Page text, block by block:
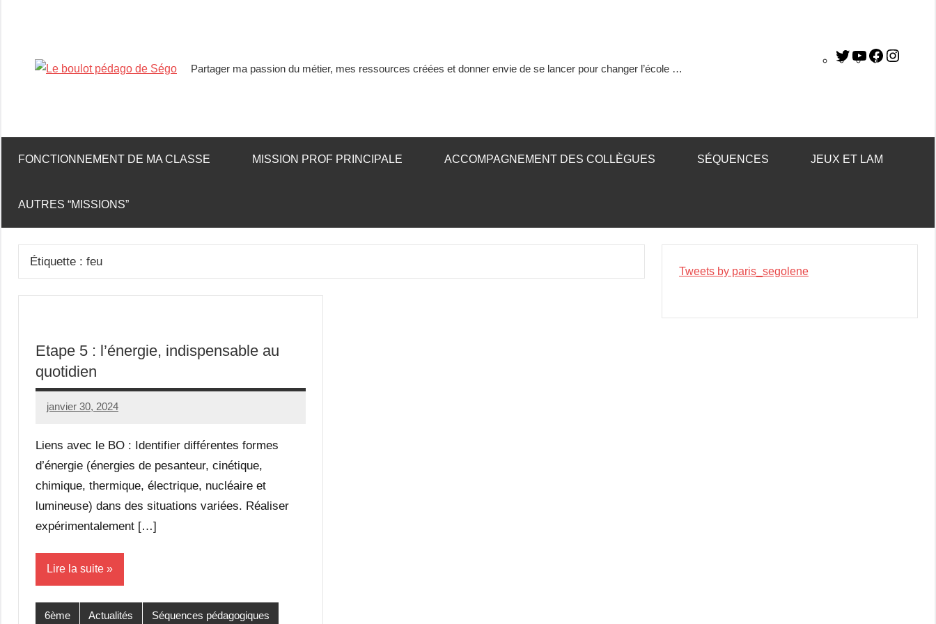
pédago
Ségo
Partager ma passion du métier, mes ressources créées et donner envie de se lancer pour changer l’école …
FONCTIONNEMENT DE MA CLASSE MISSION PROF PRINCIPALE ACCOMPAGNEMENT DES COLLÈGUES SÉQUENCES JEUX ET LAM
AUTRES “MISSIONS”
Étiquette : feu
Etape 5 : l’énergie, indispensable au
quotidien
janvier 30, 2024
Seg0_La_Vraie
Aucun
Liens avec le BO : Identifier différentes formes
d’énergie (énergies de pesanteur, cinétique,
chimique, thermique, électrique, nucléaire et
lumineuse) dans des situations variées. Réaliser
expérimentalement […]
Lire la suite
6ème Actualités Séquences pédagogiques
Tweets by paris_segolene